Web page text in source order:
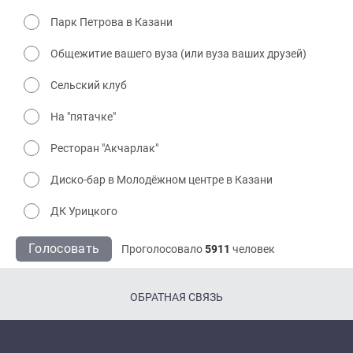
Парк Петрова в Казани
Общежитие вашего вуза (или вуза ваших друзей)
Сельский клуб
На "пятачке"
Ресторан "Акчарлак"
Диско-бар в Молодёжном центре в Казани
ДК Урицкого
Голосовать Проголосовало5911 человек
ОБРАТНАЯ СВЯЗЬ